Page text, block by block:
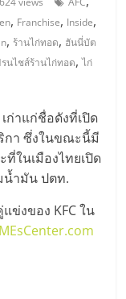
, Franchise, Inside,
, ร้านไก่ทอด, ฮันนี่บัต
นไชส์ร้านไก่ทอด,ไก่
ก่าแก่ชื่อดังที่เปิด
กา ซึ่งในขณะนี้มี
ในเมืองไทยเปิด
น้ำมัน ปตท.
ข่งของ KFC ใน